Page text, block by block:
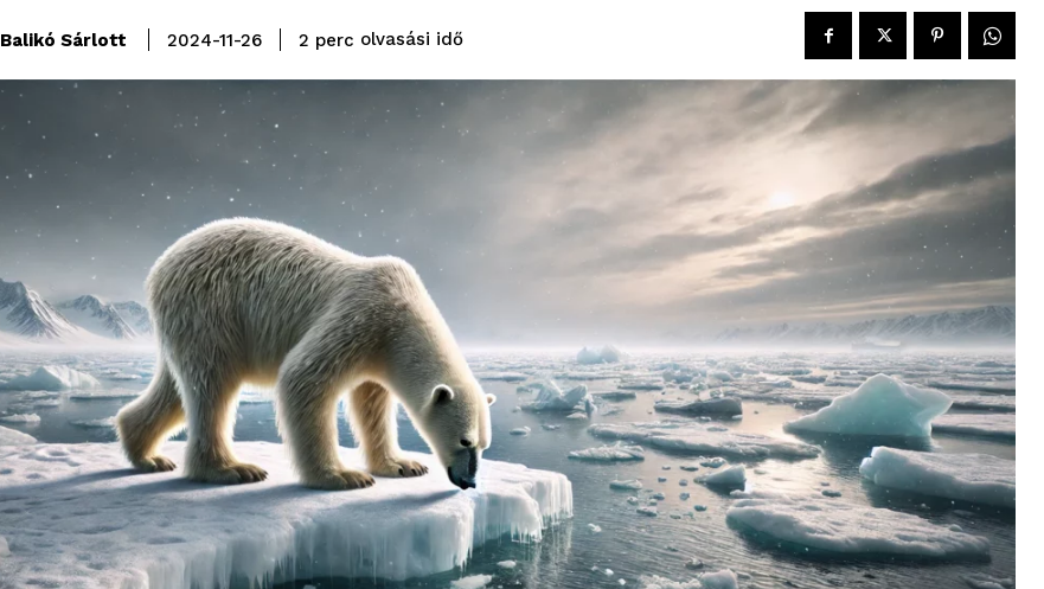
Balikó Sárlott 2024-11-26 2 perc olvasási idő